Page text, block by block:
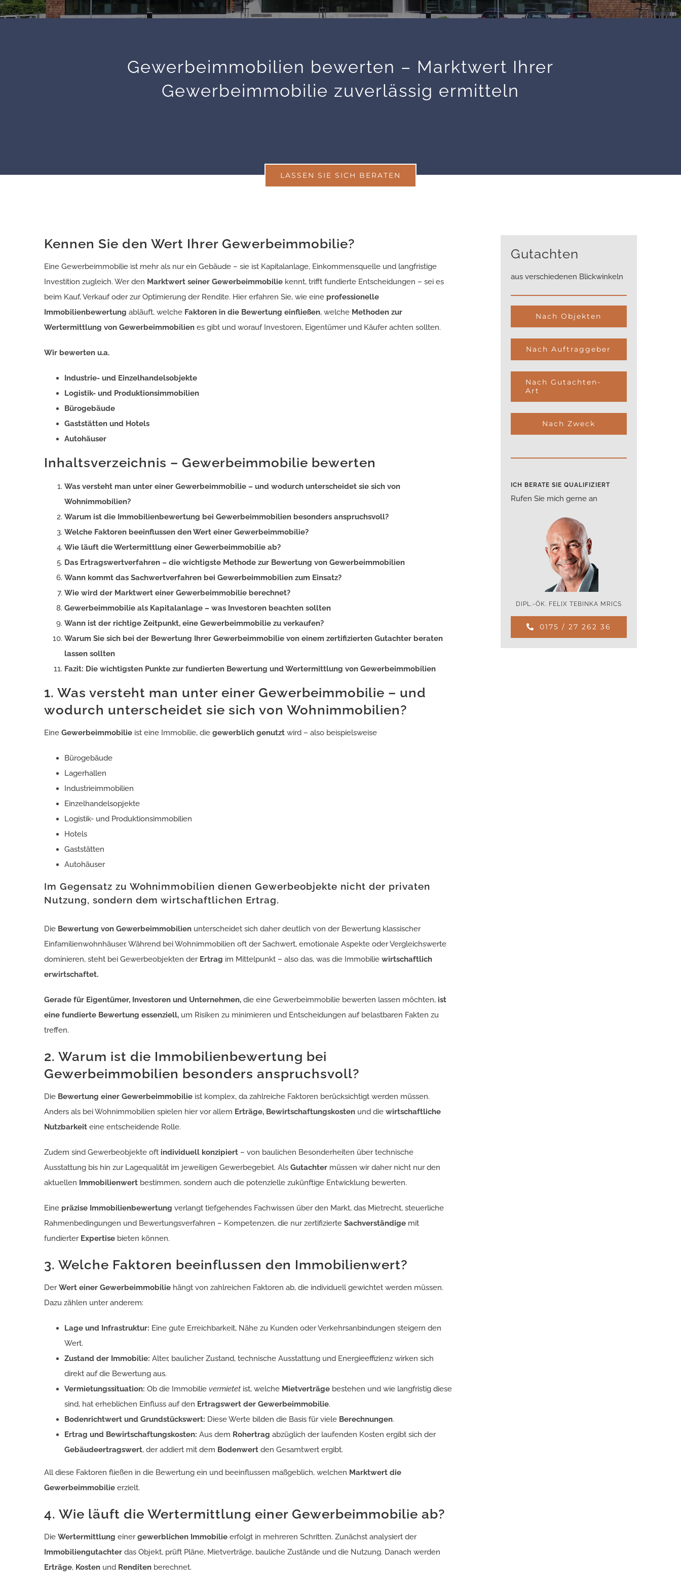
Gewerbeimmobilien bewerten – Marktwert Ihrer
Gewerbeimmobilie zuverlässig ermitteln
LASSEN SIE SICH BERATEN
Kennen Sie den Wert Ihrer Gewerbeimmobilie?
Eine Gewerbeimmobilie ist mehr als nur ein Gebäude – sie ist Kapitalanlage, Einkommensquelle und langfristige
Investition zugleich. Wer den Marktwert seiner Gewerbeimmobilie kennt, trifft fundierte Entscheidungen – sei es
beim Kauf, Verkauf oder zur Optimierung der Rendite. Hier erfahren Sie, wie eine professionelle
Immobilienbewertung abläuft, welche Faktoren in die Bewertung einfließen, welche Methoden zur
Wertermittlung von Gewerbeimmobilien es gibt und worauf Investoren, Eigentümer und Käufer achten sollten.
Wir bewerten u.a.
Industrie- und Einzelhandelsobjekte
Logistik- und Produktionsimmobilien
Bürogebäude
Gaststätten und Hotels
Autohäuser
Inhaltsverzeichnis – Gewerbeimmobilie bewerten
Was versteht man unter einer Gewerbeimmobilie – und wodurch unterscheidet sie sich von
Wohnimmobilien?
Warum ist die Immobilienbewertung bei Gewerbeimmobilien besonders anspruchsvoll?
Welche Faktoren beeinflussen den Wert einer Gewerbeimmobilie?
Wie läuft die Wertermittlung einer Gewerbeimmobilie ab?
Das Ertragswertverfahren – die wichtigste Methode zur Bewertung von Gewerbeimmobilien
Wann kommt das Sachwertverfahren bei Gewerbeimmobilien zum Einsatz?
Wie wird der Marktwert einer Gewerbeimmobilie berechnet?
Gewerbeimmobilie als Kapitalanlage – was Investoren beachten sollten
Wann ist der richtige Zeitpunkt, eine Gewerbeimmobilie zu verkaufen?
Warum Sie sich bei der Bewertung Ihrer Gewerbeimmobilie von einem zertifizierten Gutachter beraten
lassen sollten
Fazit: Die wichtigsten Punkte zur fundierten Bewertung und Wertermittlung von Gewerbeimmobilien
1. Was versteht man unter einer Gewerbeimmobilie – und
wodurch unterscheidet sie sich von Wohnimmobilien?
Eine Gewerbeimmobilie ist eine Immobilie, die gewerblich genutzt wird – also beispielsweise
Bürogebäude
Lagerhallen
Industrieimmobilien
Einzelhandelsopjekte
Logistik- und Produktionsimmobilien
Hotels
Gaststätten
Autohäuser
Im Gegensatz zu Wohnimmobilien dienen Gewerbeobjekte nicht der privaten
Nutzung, sondern dem wirtschaftlichen Ertrag.
Die Bewertung von Gewerbeimmobilien unterscheidet sich daher deutlich von der Bewertung klassischer
Einfamilienwohnhäuser. Während bei Wohnimmobilien oft der Sachwert, emotionale Aspekte oder Vergleichswerte
dominieren, steht bei Gewerbeobjekten der Ertrag im Mittelpunkt – also das, was die Immobilie wirtschaftlich
erwirtschaftet.
Gerade für Eigentümer, Investoren und Unternehmen, die eine Gewerbeimmobilie bewerten lassen möchten, ist
eine fundierte Bewertung essenziell, um Risiken zu minimieren und Entscheidungen auf belastbaren Fakten zu
treffen.
2. Warum ist die Immobilienbewertung bei
Gewerbeimmobilien besonders anspruchsvoll?
Die Bewertung einer Gewerbeimmobilie ist komplex, da zahlreiche Faktoren berücksichtigt werden müssen.
Anders als bei Wohnimmobilien spielen hier vor allem Erträge, Bewirtschaftungskosten und die wirtschaftliche
Nutzbarkeit eine entscheidende Rolle.
Zudem sind Gewerbeobjekte oft individuell konzipiert – von baulichen Besonderheiten über technische
Ausstattung bis hin zur Lagequalität im jeweiligen Gewerbegebiet. Als Gutachter müssen wir daher nicht nur den
aktuellen Immobilienwert bestimmen, sondern auch die potenzielle zukünftige Entwicklung bewerten.
Eine präzise Immobilienbewertung verlangt tiefgehendes Fachwissen über den Markt, das Mietrecht, steuerliche
Rahmenbedingungen und Bewertungsverfahren – Kompetenzen, die nur zertifizierte Sachverständige mit
fundierter Expertise bieten können.
3. Welche Faktoren beeinflussen den Immobilienwert?
DerWert einer Gewerbeimmobilie hängt von zahlreichen Faktoren ab, die individuell gewichtet werden müssen.
Dazu zählen unter anderem:
Lage und Infrastruktur: Eine gute Erreichbarkeit, Nähe zu Kunden oder Verkehrsanbindungen steigern den
Wert.
Zustand der Immobilie: Alter, baulicher Zustand, technische Ausstattung und Energieeffizienz wirken sich
direkt auf die Bewertung aus.
Vermietungssituation: Ob die Immobilie vermietet ist, welche Mietverträge bestehen und wie langfristig diese
sind, hat erheblichen Einfluss auf den Ertragswert der Gewerbeimmobilie.
Bodenrichtwert und Grundstückswert: Diese Werte bilden die Basis für viele Berechnungen.
Ertrag und Bewirtschaftungskosten: Aus dem Rohertrag abzüglich der laufenden Kosten ergibt sich der
Gebäudeertragswert, der addiert mit dem Bodenwert den Gesamtwert ergibt.
All diese Faktoren fließen in die Bewertung ein und beeinflussen maßgeblich, welchen Marktwert die
Gewerbeimmobilie erzielt.
4. Wie läuft die Wertermittlung einer Gewerbeimmobilie ab?
Die Wertermittlung einergewerblichen Immobilie erfolgt in mehreren Schritten. Zunächst analysiert der
Immobiliengutachter das Objekt, prüft Pläne, Mietverträge, bauliche Zustände und die Nutzung. Danach werden
Erträge, Kosten und Renditen berechnet.
Gutachten
aus verschiedenen Blickwinkeln
Nach Objekten
Nach Auftraggeber
Nach Gutachten-
Art
Nach Zweck
ICH BERATE SIE QUALIFIZIERT
Rufen Sie mich gerne an
DIPL.-ÖK. FELIX TEBINKA MRICS
0175 / 27 262 36